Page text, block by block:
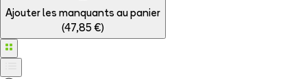
Ajouter les manquants au panier
(47,85 €)